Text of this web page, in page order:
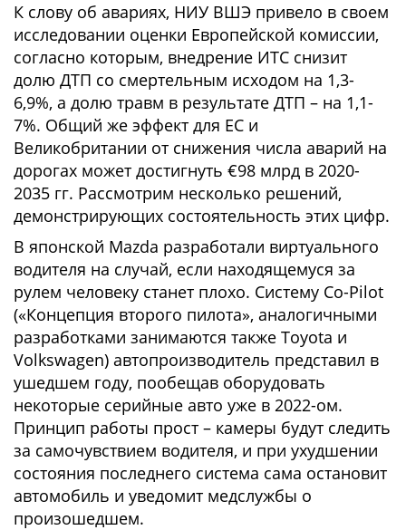
К слову об авариях, НИУ ВШЭ привело в своем
исследовании оценки Европейской комиссии,
согласно которым, внедрение ИТС снизит
долю ДТП со смертельным исходом на 1,3-
6,9%, а долю травм в результате ДТП – на 1,1-
7%. Общий же эффект для ЕС и
Великобритании от снижения числа аварий на
дорогах может достигнуть €98 млрд в 2020-
2035 гг. Рассмотрим несколько решений,
демонстрирующих состоятельность этих цифр.
В японской Mazda разработали виртуального
водителя на случай, если находящемуся за
рулем человеку станет плохо. Систему Co-Pilot
(«Концепция второго пилота», аналогичными
разработками занимаются также Toyota и
Volkswagen) автопроизводитель представил в
ушедшем году, пообещав оборудовать
некоторые серийные авто уже в 2022-ом.
Принцип работы прост – камеры будут следить
за самочувствием водителя, и при ухудшении
состояния последнего система сама остановит
автомобиль и уведомит медслужбы о
произошедшем.